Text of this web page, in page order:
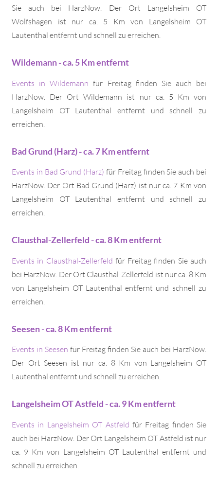
Sie auch bei HarzNow. Der Ort Langelsheim OT
Wolfshagen ist nur ca. 5 Km von Langelsheim OT
Lautenthal entfernt und schnell zu erreichen.
Wildemann - ca. 5 Km entfernt
Events in Wildemann für Freitag finden Sie auch bei
HarzNow. Der Ort Wildemann ist nur ca. 5 Km von
Langelsheim OT Lautenthal entfernt und schnell zu
erreichen.
Bad Grund (Harz) - ca. 7 Km entfernt
Events in Bad Grund (Harz) für Freitag finden Sie auch bei
HarzNow. Der Ort Bad Grund (Harz) ist nur ca. 7 Km von
Langelsheim OT Lautenthal entfernt und schnell zu
erreichen.
Clausthal-Zellerfeld - ca. 8 Km entfernt
Events in Clausthal-Zellerfeld für Freitag finden Sie auch
bei HarzNow. Der Ort Clausthal-Zellerfeld ist nur ca. 8 Km
von Langelsheim OT Lautenthal entfernt und schnell zu
erreichen.
Seesen - ca. 8 Km entfernt
Events in Seesen für Freitag finden Sie auch bei HarzNow.
Der Ort Seesen ist nur ca. 8 Km von Langelsheim OT
Lautenthal entfernt und schnell zu erreichen.
Langelsheim OT Astfeld - ca. 9 Km entfernt
Events in Langelsheim OT Astfeld für Freitag finden Sie
auch bei HarzNow. Der Ort Langelsheim OT Astfeld ist nur
ca. 9 Km von Langelsheim OT Lautenthal entfernt und
schnell zu erreichen.